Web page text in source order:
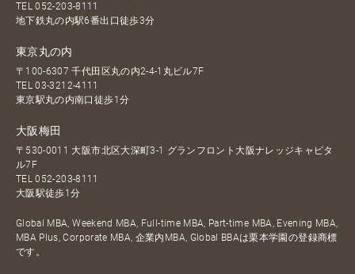
TEL052-203-8111
地下鉄丸の内駅6番出口徒歩3分
東京丸の内
〒100-6307 千代田区丸の内2-4-1丸ビル7F
TEL03-3212-4111
東京駅丸の内南口徒歩1分
大阪梅田
〒530-0011 大阪市北区大深町3-1 グランフロント大阪ナレッジキャピタ
ル7F
TEL052-203-8111
大阪駅徒歩1分
Global MBA, Weekend MBA, Full-time MBA, Part-time MBA, Evening MBA,
MBA Plus, Corporate MBA, 企業内MBA, Global BBAは栗本学園の登録商標
です。